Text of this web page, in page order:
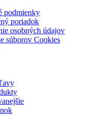
podmienky
poriadok
osobných údajov
súborov Cookies